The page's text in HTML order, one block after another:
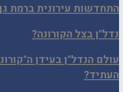
התחדשות עירונית ברמת
נדל"ן בצל הקורונה?
עולם הנדל"ן בעידן
העתיד?